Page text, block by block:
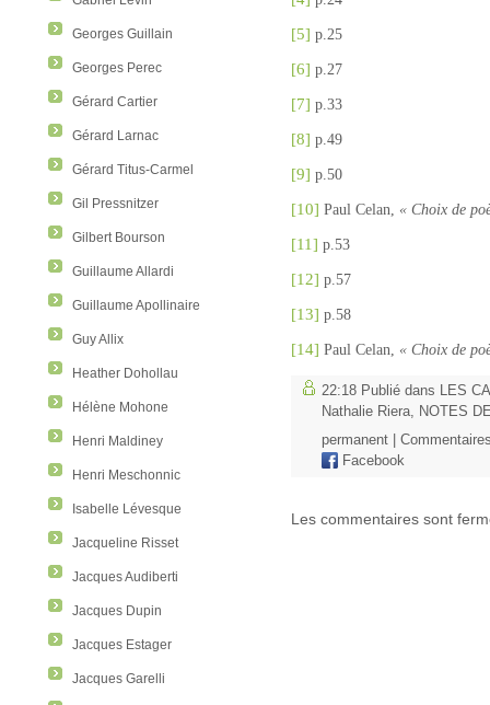
Georges Guillain
Georges Perec
Gérard Cartier
Gérard Larnac
Gérard Titus-Carmel
Gil Pressnitzer
Gilbert Bourson
Guillaume Allardi
Guillaume Apollinaire
Guy Allix
Heather Dohollau
Hélène Mohone
Henri Maldiney
Henri Meschonnic
Isabelle Lévesque
Jacqueline Risset
Jacques Audiberti
Jacques Dupin
Jacques Estager
Jacques Garelli
[5] p.25
[6] p.27
[7] p.33
[8] p.49
[9] p.50
[10] Paul Celan, « Choix de
[11] p.53
[12] p.57
[13] p.58
[14] Paul Celan, « Choix de
22:18 Publié dans
LES
Nathalie Riera
NOTES
permanent
Facebook
Les commentaires sont